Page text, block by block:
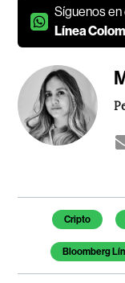
Síguenos
Línea
Temas de este
Cripto
Bloomberg